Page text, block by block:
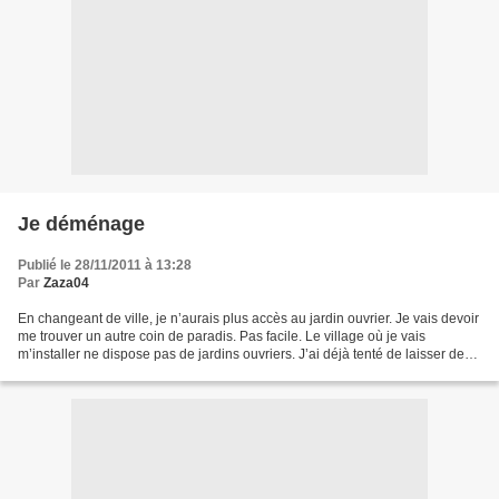
Je déménage
Publié le 28/11/2011 à 13:28
Par Zaza04
En changeant de ville, je n’aurais plus accès au jardin ouvrier. Je vais devoir
me trouver un autre coin de paradis. Pas facile. Le village où je vais
m’installer ne dispose pas de jardins ouvriers. J’ai déjà tenté de laisser des